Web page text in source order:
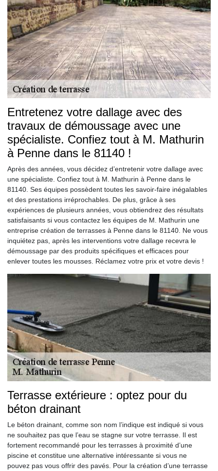
Entretenez votre dallage avec des
travaux de démoussage avec une
spécialiste. Confiez tout à M. Mathurin
à Penne dans le 81140 !
Après des années, vous décidez d’entretenir votre dallage avec
une spécialiste. Confiez tout à M. Mathurin à Penne dans le
81140. Ses équipes possèdent toutes les savoir-faire inégalables
et des prestations irréprochables. De plus, grâce à ses
expériences de plusieurs années, vous obtiendrez des résultats
satisfaisants si vous contactez les équipes de M. Mathurin une
entreprise création de terrasses à Penne dans le 81140. Ne vous
inquiétez pas, après les interventions votre dallage recevra le
démoussage par des produits spécifiques et efficaces pour
enlever toutes les mousses. Réclamez votre prix et votre devis !
Terrasse extérieure : optez pour du
béton drainant
Le béton drainant, comme son nom l’indique est indiqué si vous
ne souhaitez pas que l’eau se stagne sur votre terrasse. Il est
fortement recommandé pour les terrasses à proximité d’une
piscine et constitue une alternative intéressante si vous ne
pouvez pas vous offrir des pavés. Pour la création d’une terrasse